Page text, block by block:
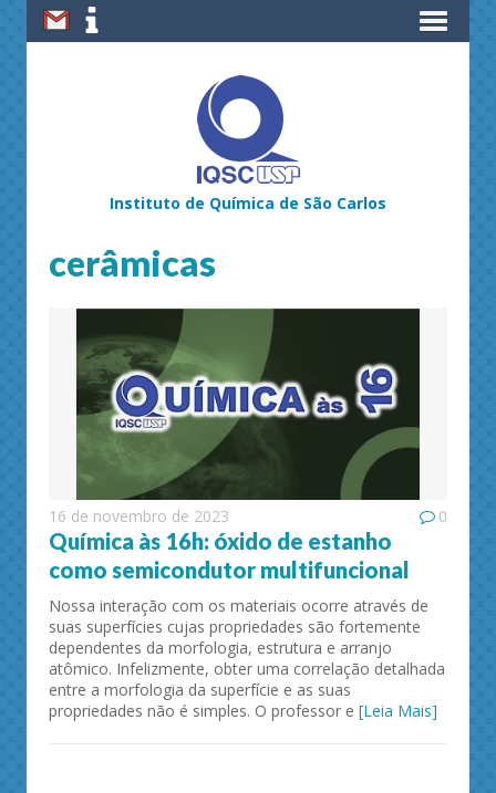
Instituto de Química de São Carlos
cerâmicas
16 de novembro de 2023 0
Química às 16h: óxido de estanho
como semicondutor multifuncional
Nossa interação com os materiais ocorre através de
suas superfícies cujas propriedades são fortemente
dependentes da morfologia, estrutura e arranjo
atômico. Infelizmente, obter uma correlação detalhada
entre a morfologia da superfície e as suas
propriedades não é simples. O professor e [Leia Mais]